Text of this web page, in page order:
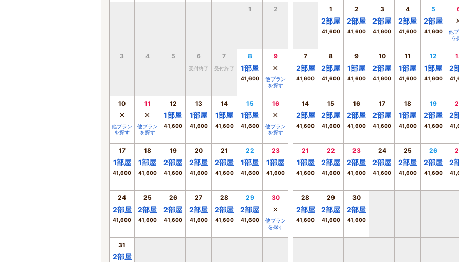
1
2
3 4 5 6
受付終了
7
受付終了
8
1部屋
41,600
9
×
他プラン
を探す
10
×
他プラン
を探す
11
×
他プラン
を探す
12
1部屋
41,600
13
1部屋
41,600
14
1部屋
41,600
15
1部屋
41,600
16
×
他プラン
を探す
17
1部屋
41,600
18
1部屋
41,600
19
2部屋
41,600
20
2部屋
41,600
21
2部屋
41,600
22
1部屋
41,600
23
1部屋
41,600
24
2部屋
41,600
25
2部屋
41,600
26
2部屋
41,600
27
2部屋
41,600
28
2部屋
41,600
29
2部屋
41,600
30
×
他プラン
を探す
31
2部屋
1
2部屋
41,600
2
2部屋
41,600
3
2部屋
41,600
4
2部屋
41,600
5
2部屋
41,600
他
を
7
2部屋
41,600
8
2部屋
41,600
9
1部屋
41,600
10
2部屋
41,600
11
1部屋
41,600
12
1部屋
41,600
2
14
2部屋
41,600
15
2部屋
41,600
16
2部屋
41,600
17
2部屋
41,600
18
1部屋
41,600
19
2部屋
41,600
2
21
1部屋
41,600
22
2部屋
41,600
23
2部屋
41,600
24
2部屋
41,600
25
2部屋
41,600
26
2部屋
41,600
2
28
2部屋
41,600
29
2部屋
41,600
30
2部屋
41,600